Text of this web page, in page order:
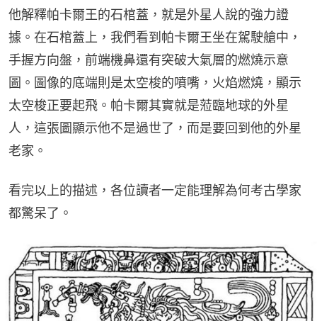
他解釋帕卡爾王的石棺蓋，就是外星人說的強力證
據。在石棺蓋上，我們看到帕卡爾王坐在駕駛艙中，
手握方向盤，前端機鼻還有突破大氣層的燃燒示意
圖。圖像的底端則是太空梭的噴嘴，火焰燃燒，顯示
太空梭正要起飛。帕卡爾其實就是蒞臨地球的外星
人，這張圖顯示他不是過世了，而是要回到他的外星
老家。
看完以上的描述，各位讀者一定能理解為何考古學家
都驚呆了。